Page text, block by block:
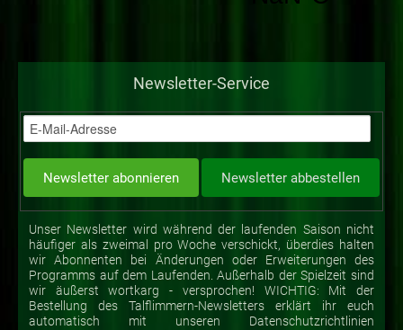
Newsletter-Service
Unser Newsletter wird während der laufenden Saison nicht
häufiger als zweimal pro Woche verschickt, überdies halten
wir Abonnenten bei Änderungen oder Erweiterungen des
Programms auf dem Laufenden. Außerhalb der Spielzeit sind
wir äußerst wortkarg - versprochen! WICHTIG: Mit der
Bestellung des Talflimmern-Newsletters erklärt ihr euch
automatisch mit unseren Datenschutzrichtlinien